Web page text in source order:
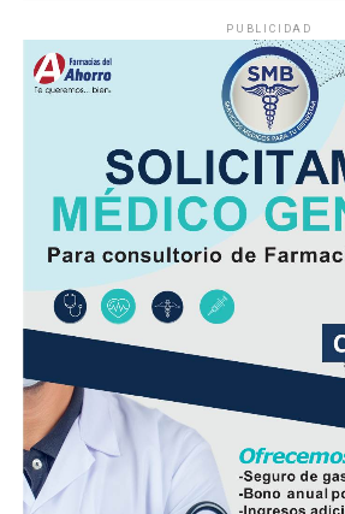
con daños totales a consecuencia de
reportaron personas lesionadas ni
la zona.
Las autoridades realizaron una
deshuesadero para descartar riesgos
determinar las posibles causas que
incendio.
Hasta el momento no se ha
provocado por una falla mecánica,
algún otro factor, por lo que serán
correspondientes las que
siniestro.
PUBLICIDAD